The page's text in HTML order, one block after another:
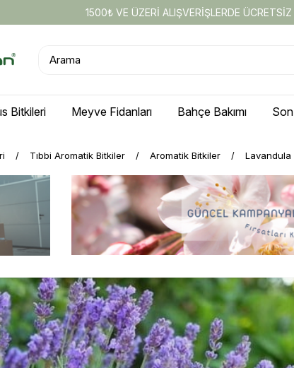
1500₺ VE ÜZERİ ALIŞVERİŞLERDE ÜCRETSİZ
Bitkileri Meyve Fidanları Bahçe Bakımı
Tıbbi Aromatik Bitkiler Aromatik Bitkiler Lavandula